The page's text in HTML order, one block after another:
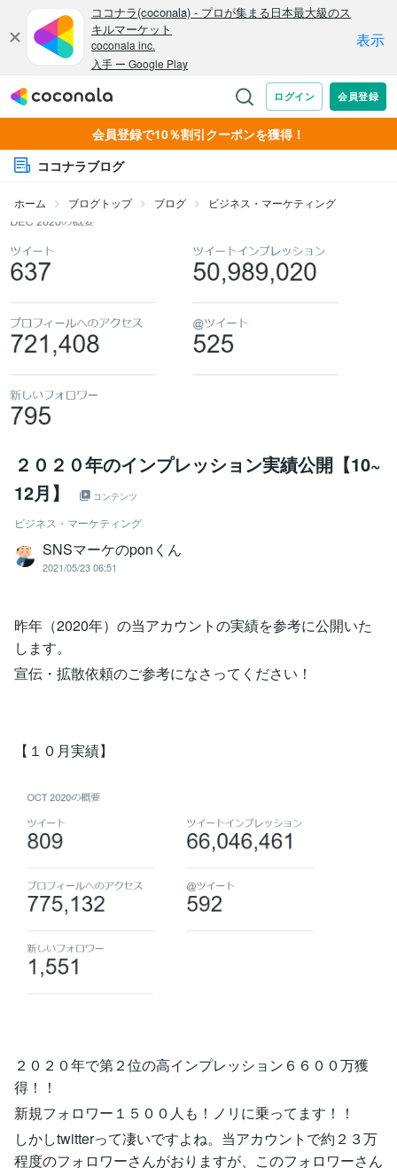
会員登録で10％割引クーポンを獲得！
ココナラブログ
ホーム ブログトップ ブログ ビジネス・マーケティング
２０２０年のインプレッション実績公開【10~
12月】
コンテンツ
ビジネス・マーケティング
SNSマーケのponくん
2021/05/23 06:51
昨年（2020年）の当アカウントの実績を参考に公開いた
します。
宣伝・拡散依頼のご参考になさってください！
【１０月実績】
２０２０年で第２位の高インプレッション６６００万獲
得！！
新規フォロワー１５００人も！ノリに乗ってます！！
しかしtwitterって凄いですよね。当アカウントで約２３万
程度のフォロワーさんがおりますが、このフォロワーさん